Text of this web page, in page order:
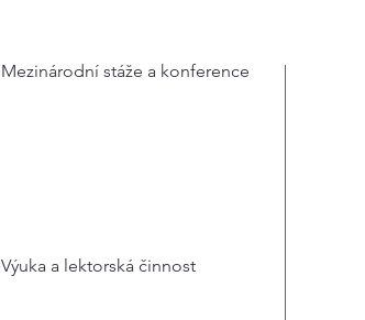
Mezinárodní stáže a konference
Výuka a lektorská činnost